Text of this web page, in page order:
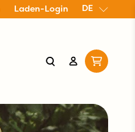
Laden-Login DE